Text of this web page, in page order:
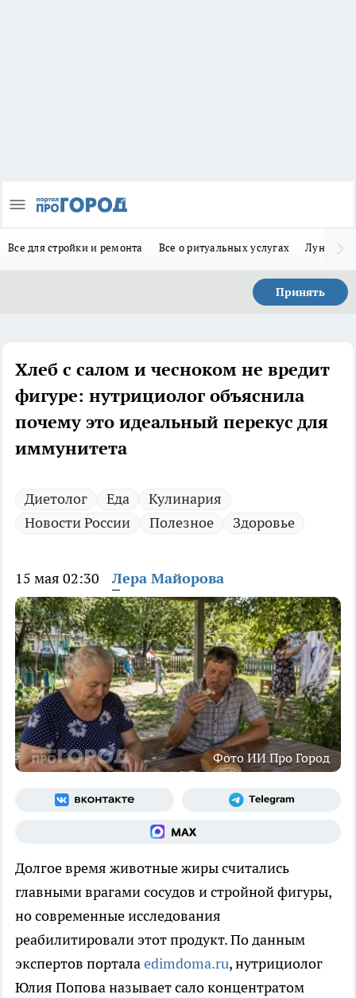
Все для стройки и ремонта Все о ритуальных услугах Лунно-
Принять
Хлеб с салом и чесноком не вредит
фигуре: нутрициолог объяснила
почему это идеальный перекус для
иммунитета
Диетолог Еда
Кулинария
Новости России
Полезное Здоровье
15 мая 02:30 Лера Майорова
Фото ИИ Про Город
Долгое время животные жиры считались
главными врагами сосудов и стройной фигуры,
но современные исследования
реабилитировали этот продукт. По данным
экспертов порталаedimdoma.ru, нутрициолог
Юлия Попова называет сало концентратом